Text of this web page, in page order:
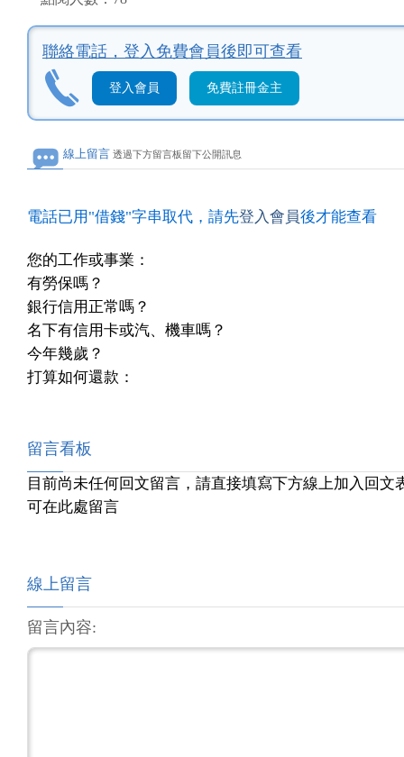
聯絡電話， 登入免費會員後即可查看
登入會員 免費註冊金主
線上留言 透過下方留言板留下公開訊息
電話已用"借錢"字串取代，請先登入會員後才能查看
您的工作或事業：
有勞保嗎？
銀行信用正常嗎？
名下有信用卡或汽、機車嗎？
今年幾歲？
打算如何還款：
留言看板
目前尚未任何回文留言，請直接填寫下方線上加入回文
可在此處留言
線上留言
留言內容: